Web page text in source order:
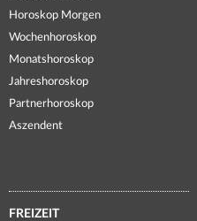
Horoskop Morgen
Wochenhoroskop
Monatshoroskop
Jahreshoroskop
Partnerhoroskop
Aszendent
FREIZEIT